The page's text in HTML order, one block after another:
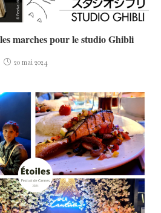
marches pour le studio Ghibli
20 mai 2024